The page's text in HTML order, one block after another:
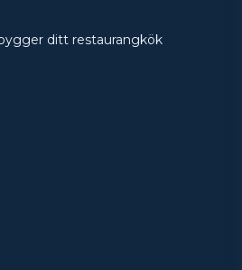
ditt restaurangkök